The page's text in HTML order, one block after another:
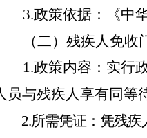
3.政策依据：《中
（二）残疾人免收
1.政策内容：实行
员与残疾人享有同等
2.所需凭证：凭残疾